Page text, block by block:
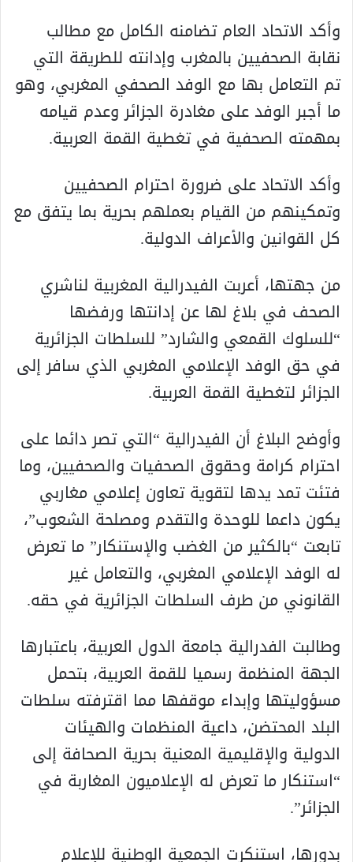
وأكد الاتحاد العام تضامنه الكامل مع مطالب
نقابة الصحفيين بالمغرب وإدانته للطريقة التي
تم التعامل بها مع الوفد الصحفي المغربي، وهو
ما أجبر الوفد على مغادرة الجزائر وعدم قيامه
بمهمته الصحفية في تغطية القمة العربية.
وأكد الاتحاد على ضرورة احترام الصحفيين
وتمكينهم من القيام بعملهم بحرية بما يتفق مع
كل القوانين والأعراف الدولية.
من جهتها، أعربت الفيدرالية المغربية لناشري
الصحف في بلاغ لها عن إدانتها ورفضها
“للسلوك القمعي والشارد” للسلطات الجزائرية
في حق الوفد الإعلامي المغربي الذي سافر إلى
الجزائر لتغطية القمة العربية.
وأوضح البلاغ أن الفيدرالية “التي تصر دائما على
احترام كرامة وحقوق الصحفيات والصحفيين، وما
فتئت تمد يدها لتقوية تعاون إعلامي مغاربي
يكون داعما للوحدة والتقدم ومصلحة الشعوب”،
تابعت “بالكثير من الغضب والإستنكار” ما تعرض
له الوفد الإعلامي المغربي، والتعامل غير
القانوني من طرف السلطات الجزائرية في حقه.
وطالبت الفدرالية جامعة الدول العربية، باعتبارها
الجهة المنظمة رسميا للقمة العربية، بتحمل
مسؤوليتها وإبداء موقفها مما اقترفته سلطات
البلد المحتضن، داعية المنظمات والهيئات
الدولية والإقليمية المعنية بحرية الصحافة إلى
“استنكار ما تعرض له الإعلاميون المغاربة في
الجزائر”.
بدورها، استنكرت الجمعية الوطنية للإعلام